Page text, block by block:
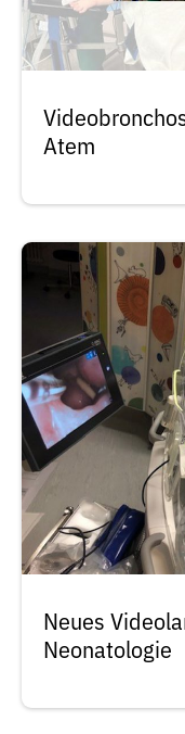
Atem
Neues
Neonatologie